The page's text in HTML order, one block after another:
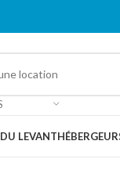
LEVANT